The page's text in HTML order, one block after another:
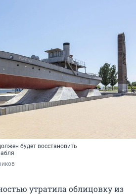
будет восстановить
утратила облицовку из